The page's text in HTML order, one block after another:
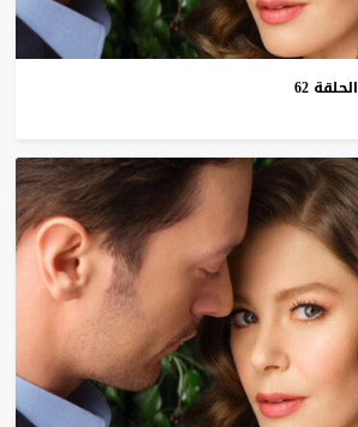
الحلقة 62